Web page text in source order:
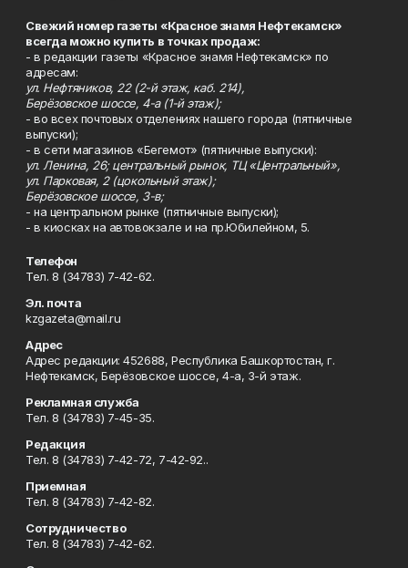
Свежий номер газеты «Красное знамя Нефтекамск»
всегда можно купить в точках продаж:
- в редакции газеты «Красное знамя Нефтекамск» по
адресам:
ул. Нефтяников, 22 (2-й этаж, каб. 214),
Берёзовское шоссе, 4-а (1-й этаж);
- во всех почтовых отделениях нашего города (пятничные
выпуски);
- в сети магазинов «Бегемот» (пятничные выпуски):
ул. Ленина, 26; центральный рынок, ТЦ «Центральный»,
ул. Парковая, 2 (цокольный этаж);
Берёзовское шоссе, 3-в;
- на центральном рынке (пятничные выпуски);
- в киосках на автовокзале и на пр.Юбилейном, 5.
Телефон
Тел. 8 (34783) 7-42-62.
Эл. почта
kzgazeta@mail.ru
Адрес
Адрес редакции: 452688, Республика Башкортостан, г.
Нефтекамск, Берёзовское шоссе, 4-а, 3-й этаж.
Рекламная служба
Тел. 8 (34783) 7-45-35.
Редакция
Тел. 8 (34783) 7-42-72, 7-42-92..
Приемная
Тел. 8 (34783) 7-42-82.
Сотрудничество
Тел. 8 (34783) 7-42-62.